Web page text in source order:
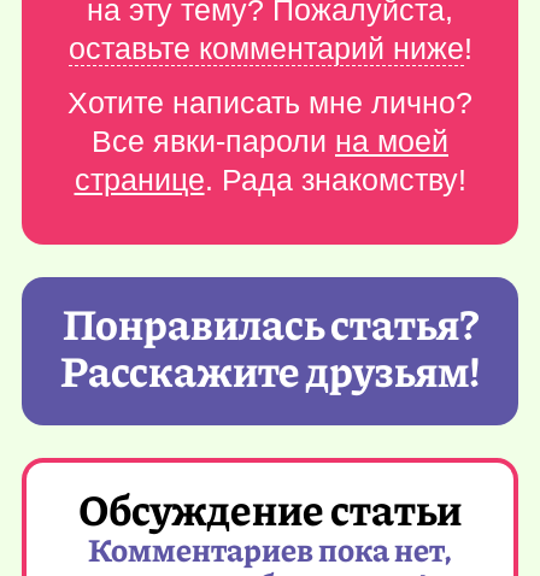
на эту тему? Пожалуйста,
оставьте комментарий ниже!
Хотите написать мне лично?
Все явки-пароли на моей
странице. Рада знакомству!
Понравилась статья?
Расскажите друзьям!
Обсуждение статьи
Комментариев пока нет,